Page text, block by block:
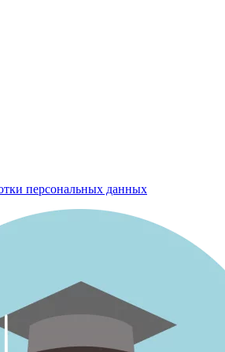
персональных данных